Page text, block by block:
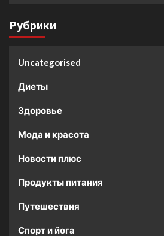
Рубрики
Uncategorised
Диеты
Здоровье
Мода и красота
Новости плюс
Продукты питания
Путешествия
Спорт и йога